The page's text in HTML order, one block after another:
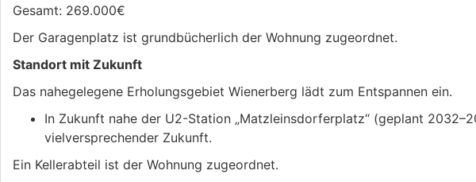
Gesamt: 269.000€
Der Garagenplatz ist grundbücherlich der Wohnung zugeordnet.
Standort mit Zukunft
Das nahegelegene Erholungsgebiet Wienerberg lädt zum Entspannen ein.
In Zukunft nahe der U2-Station „Matzleinsdorferplatz“ (geplant
vielversprechender Zukunft.
Ein Kellerabteil ist der Wohnung zugeordnet.